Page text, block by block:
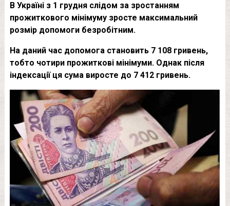
В Україні з 1 грудня слідом за зростанням
прожиткового мінімуму зросте максимальний
розмір допомоги безробітним.
На даний час допомога становить 7 108 гривень,
тобто чотири прожиткові мінімуми. Однак після
індексації ця сума виросте до 7 412 гривень.